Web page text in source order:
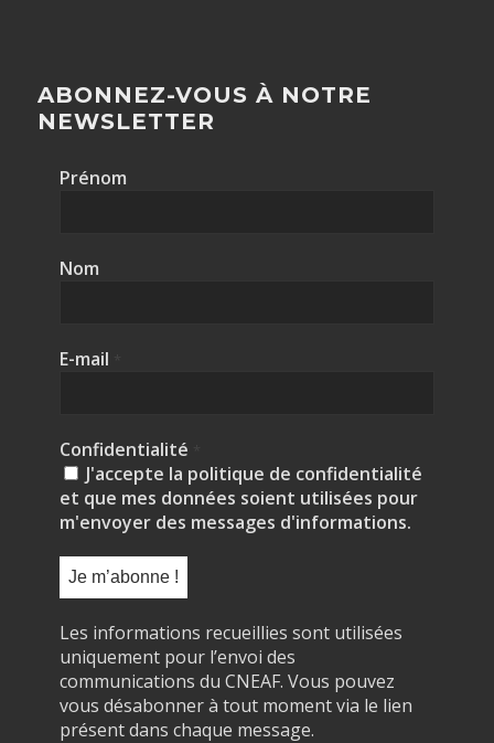
ABONNEZ-VOUS À NOTRE
NEWSLETTER
Prénom
Nom
E-mail
Confidentialité
J'accepte la politique de confidentialité
et que mes données soient utilisées pour
m'envoyer des messages d'informations.
Les informations recueillies sont utilisées
uniquement pour l’envoi des
communications du CNEAF. Vous pouvez
vous désabonner à tout moment via le lien
présent dans chaque message.